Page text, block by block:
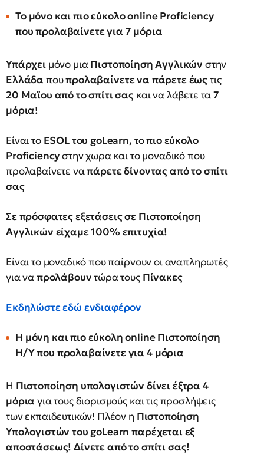
Το μόνο και πιο εύκολο online Proficiency
που προλαβαίνετε για 7 μόρια
Υπάρχει μόνο μιαΠιστοποίηση Αγγλικών στην
Ελλάδα πουπρολαβαίνετε να πάρετε έωςτις
20 Μαϊου από το σπίτι σας και να λάβετε τα7
μόρια!
Είναι το ESOL του goLearn, τοπιο εύκολο
Proficiencyστην χωρα και το μοναδικό που
προλαβαίνετε ναπάρετε δίνοντας από το σπίτι
σας
Σε πρόσφατες εξετάσεις σε Πιστοποίηση
Αγγλικών είχαμε 100% επιτυχία!
Είναι το μοναδικό που παίρνουν οι αναπληρωτές
για ναπρολάβουντώρα τουςΠίνακες
Εκδηλώστε εδώ ενδιαφέρον
Η μόνη και πιο εύκολη online Πιστοποίηση
Η/Υ που προλαβαίνετε για 4 μόρια
Η Πιστοποίηση υπολογιστών δίνει έξτρα 4
μόρια για τους διορισμούς και τις προσλήψεις
των εκπαιδευτικών! Πλέον η Πιστοποίηση
Υπολογιστών του goLearn παρέχεται εξ
αποστάσεως! Δίνετε από το σπίτι σας!